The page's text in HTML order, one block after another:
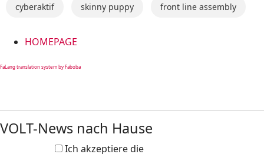
cyberaktif skinny puppy front line assembly
HOMEPAGE
FaLang translation system by Faboba
VOLT-News nach Hause
Ich akzeptiere die